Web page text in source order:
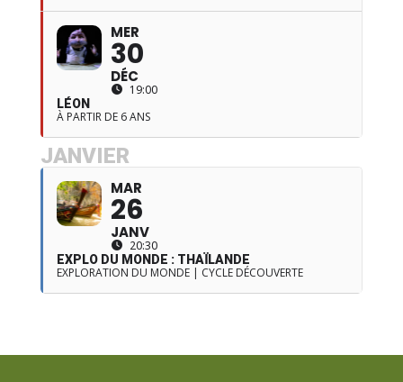
MER
30
DÉC
19:00
LÉON
À PARTIR DE 6 ANS
JANVIER
MAR
26
JANV
20:30
EXPLO DU MONDE : THAÏLANDE
EXPLORATION DU MONDE | CYCLE DÉCOUVERTE